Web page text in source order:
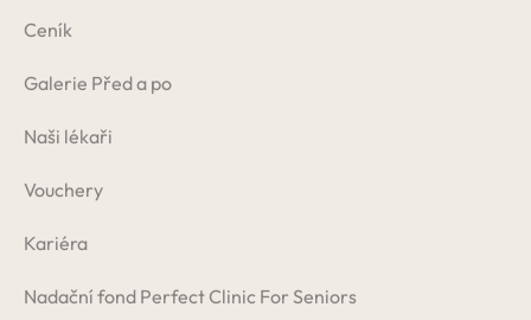
Ceník
Galerie Před a po
Naši lékaři
Vouchery
Kariéra
Nadační fond Perfect Clinic For Seniors